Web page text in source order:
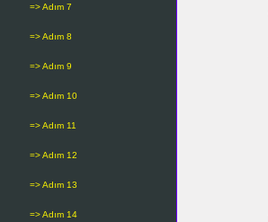
=> Adım 7
=> Adım 8
=> Adım 9
=> Adım 10
=> Adım 11
=> Adım 12
=> Adım 13
=> Adım 14